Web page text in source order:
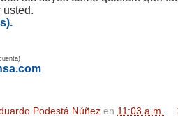
usted.
Podestá Núñez en 11:03 a.m.